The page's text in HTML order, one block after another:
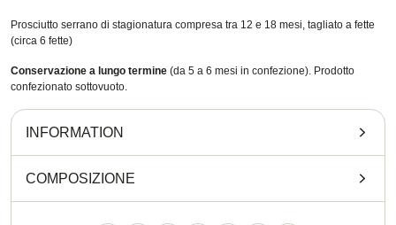
Prosciutto serrano di stagionatura compresa tra 12 e 18 mesi, tagliato a fette
(circa 6 fette)
Conservazione a lungo termine (da 5 a 6 mesi in confezione). Prodotto
confezionato sottovuoto.
INFORMATION
COMPOSIZIONE